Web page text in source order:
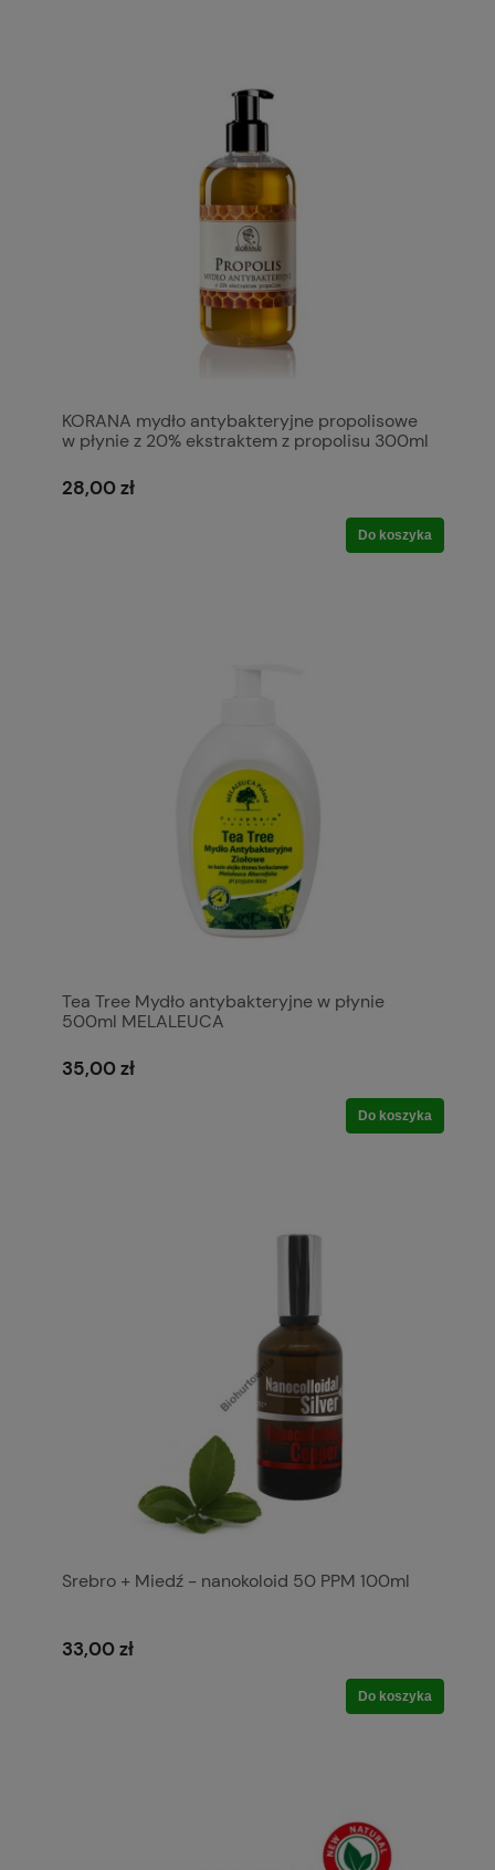
KORANA mydło antybakteryjne propolisowe
w płynie z 20% ekstraktem z propolisu 300ml
28,00 zł
Do koszyka
Tea Tree Mydło antybakteryjne w płynie
500ml MELALEUCA
35,00 zł
Do koszyka
Srebro + Miedź - nanokoloid 50 PPM 100ml
33,00 zł
Do koszyka